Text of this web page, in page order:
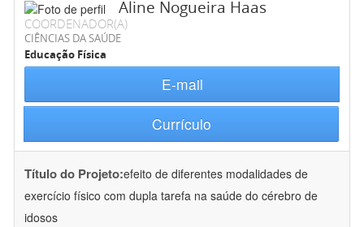
Aline Nogueira Haas
COORDENADOR(A)
CIÊNCIAS DA SAÚDE
Educação Física
E-mail
Currículo
Título do Projeto:efeito de diferentes modalidades de
exercício físico com dupla tarefa na saúde do cérebro de
idosos